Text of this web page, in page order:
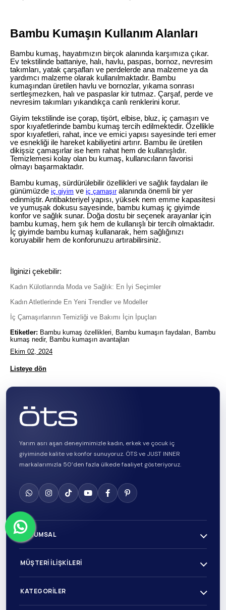
Bambu Kumaşın Kullanım Alanları
Bambu kumaş, hayatımızın birçok alanında karşımıza çıkar.
Ev tekstilinde battaniye, halı, havlu, paspas, bornoz, nevresim
takımları, yatak çarşafları ve perdelerde ana malzeme ya da
yardımcı malzeme olarak kullanılmaktadır. Bambu
kumaşından üretilen havlu ve bornozlar, yıkama sonrası
sertleşmezken, halı ve paspaslar kir tutmaz. Çarşaf, perde ve
nevresim takımları yıkandıkça canlı renklerini korur.
Giyim tekstilinde ise çorap, tişört, elbise, bluz, iç çamaşırı ve
spor kıyafetlerinde bambu kumaş tercih edilmektedir. Özellikle
spor kıyafetleri, rahat, ince ve emici yapısı sayesinde teri emer
ve esnekliği ile hareket kabiliyetini artırır. Bambu ile üretilen
dikişsiz çamaşırlar ise hem rahat hem de kullanışlıdır.
Temizlemesi kolay olan bu kumaş, kullanıcıların favorisi
olmayı başarmaktadır.
Bambu kumaş, sürdürülebilir özellikleri ve sağlık faydaları ile
günümüzde iç giyim ve iç çamaşıralanında önemli bir yer
edinmiştir. Antibakteriyel yapısı, yüksek nem emme kapasitesi
ve yumuşak dokusu sayesinde, bambu kumaş iç giyimde
konfor ve sağlık sunar. Doğa dostu bir seçenek arayanlar için
bambu kumaş, hem şık hem de kullanışlı bir tercih olmaktadır.
İç giyimde bambu kumaş kullanarak, hem sağlığınızı
koruyabilir hem de konforunuzu artırabilirsiniz.
İlginizi çekebilir:
Kadın Külotlarında Moda ve Sağlık: En İyi Seçimler
Kadın Atletlerinde En Yeni Trendler ve Modeller
İç Çamaşırlarının Temizliği ve Bakımı İçin İpuçları
Etiketler: Bambu kumaş özellikleri, Bambu kumaşın faydaları, Bambu
kumaş nedir, Bambu kumaşın avantajları
Ekim 02, 2024
Listeye dön
Yarım asrı aşan deneyimimizle kadın, erkek ve çocuk iç
giyiminde kalite ve konfor sunuyoruz. ÖTS ve JUST INNER
markalarımızla 50’den fazla ülkede faaliyet gösteriyoruz.
KURUMSAL
MÜŞTERI İLIŞKILERI
KATEGORILER